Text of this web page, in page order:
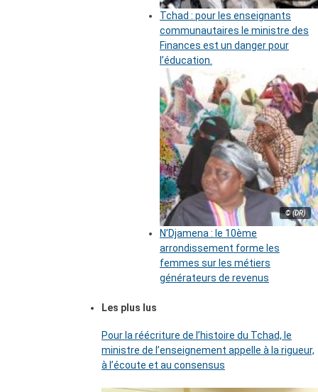
Tchad : pour les enseignants
communautaires le ministre des
Finances est un danger pour
l’éducation.
© (DR)
N’Djamena : le 10ème
arrondissement forme les
femmes sur les métiers
générateurs de revenus
Les plus lus
Pour la réécriture de l’histoire du Tchad, le
ministre de l’enseignement appelle à la rigueur,
à l’écoute et au consensus